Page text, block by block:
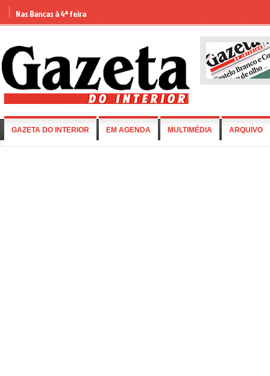
Nas Bancas à 4ª feira
GAZETA DO INTERIOR EM AGENDA MULTIMÉDIA ARQUIVO